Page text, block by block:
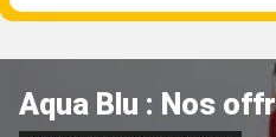
Aqua Blu : Nos